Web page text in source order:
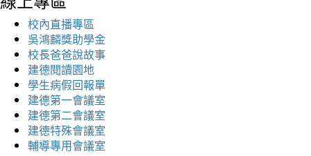
校內直播專區
吳鴻麟獎助學金
校長爸爸說故事
建德閱讀園地
學生病假回報單
建德第一會議室
建德第二會議室
建德特殊會議室
輔導專用會議室